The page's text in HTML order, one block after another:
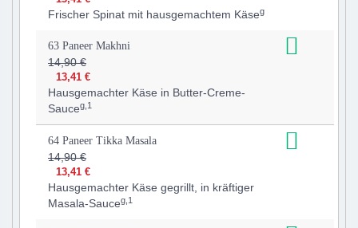
Frischer Spinat mit hausgemachtem Käseg
63 Paneer Makhni
14,90 €
13,41 €
Hausgemachter Käse in Butter-Creme-
Sauceg,1
64 Paneer Tikka Masala
14,90 €
13,41 €
Hausgemachter Käse gegrillt, in kräftiger
Masala-Sauceg,1